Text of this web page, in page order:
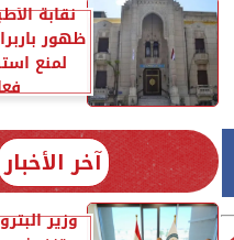
نقابة
ظهور
لمنع
آخر الأخبار
وزير